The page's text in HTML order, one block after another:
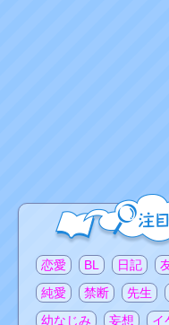
注目のタグ
恋愛 BL 日記
純愛
禁断 先生
幼なじみ
妄想 イ